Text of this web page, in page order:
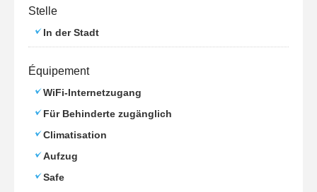
Stelle
In der Stadt
Équipement
WiFi-Internetzugang
Für Behinderte zugänglich
Climatisation
Aufzug
Safe